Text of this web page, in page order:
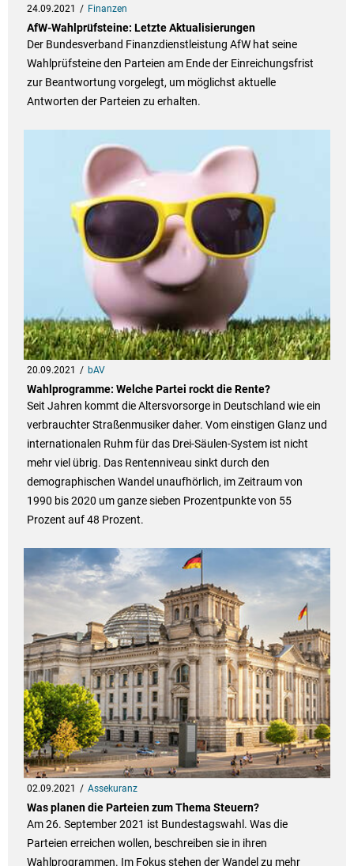
24.09.2021 Finanzen
AfW-Wahlprüfsteine: Letzte Aktualisierungen
Der Bundesverband Finanzdienstleistung AfW hat seine
Wahlprüfsteine den Parteien am Ende der Einreichungsfrist
zur Beantwortung vorgelegt, um möglichst aktuelle
Antworten der Parteien zu erhalten.
20.09.2021 bAV
Wahlprogramme: Welche Partei rockt die Rente?
Seit Jahren kommt die Altersvorsorge in Deutschland wie ein
verbrauchter Straßenmusiker daher. Vom einstigen Glanz und
internationalen Ruhm für das Drei-Säulen-System ist nicht
mehr viel übrig. Das Rentenniveau sinkt durch den
demographischen Wandel unaufhörlich, im Zeitraum von
1990 bis 2020 um ganze sieben Prozentpunkte von 55
Prozent auf 48 Prozent.
02.09.2021 Assekuranz
Was planen die Parteien zum Thema Steuern?
Am 26. September 2021 ist Bundestagswahl. Was die
Parteien erreichen wollen, beschreiben sie in ihren
Wahlprogrammen. Im Fokus stehen der Wandel zu mehr